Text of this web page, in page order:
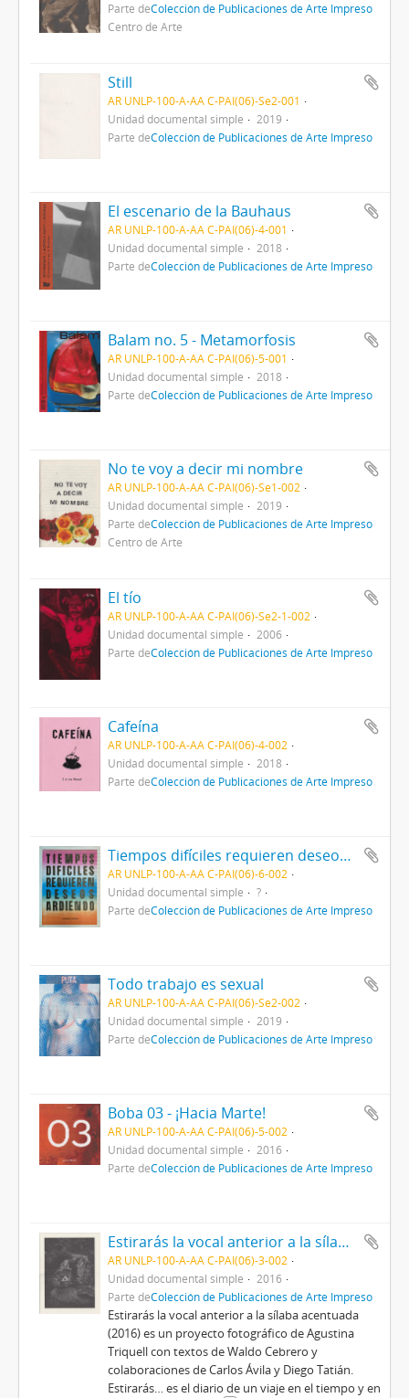
Parte deColección de Publicaciones de Arte Impreso
Centro de Arte
Still
AR UNLP-100-A-AA C-PAI(06)-Se2-001
Unidad documental simple
2019
Parte deColección de Publicaciones de Arte Impreso
El escenario de la Bauhaus
AR UNLP-100-A-AA C-PAI(06)-4-001
Unidad documental simple
2018
Parte deColección de Publicaciones de Arte Impreso
Balam no. 5 - Metamorfosis
AR UNLP-100-A-AA C-PAI(06)-5-001
Unidad documental simple
2018
Parte deColección de Publicaciones de Arte Impreso
No te voy a decir mi nombre
AR UNLP-100-A-AA C-PAI(06)-Se1-002
Unidad documental simple
2019
Parte deColección de Publicaciones de Arte Impreso
Centro de Arte
El tío
AR UNLP-100-A-AA C-PAI(06)-Se2-1-002
Unidad documental simple
2006
Parte deColección de Publicaciones de Arte Impreso
Cafeína
AR UNLP-100-A-AA C-PAI(06)-4-002
Unidad documental simple
2018
Parte deColección de Publicaciones de Arte Impreso
Tiempos difíciles requieren deseos ardiendo
AR UNLP-100-A-AA C-PAI(06)-6-002
Unidad documental simple
?
Parte deColección de Publicaciones de Arte Impreso
Todo trabajo es sexual
AR UNLP-100-A-AA C-PAI(06)-Se2-002
Unidad documental simple
2019
Parte deColección de Publicaciones de Arte Impreso
Boba 03 - ¡Hacia Marte!
AR UNLP-100-A-AA C-PAI(06)-5-002
Unidad documental simple
2016
Parte deColección de Publicaciones de Arte Impreso
Estirarás la vocal anterior a la sílaba acentuada
AR UNLP-100-A-AA C-PAI(06)-3-002
Unidad documental simple
2016
Parte deColección de Publicaciones de Arte Impreso
Estirarás la vocal anterior a la sílaba acentuada
(2016) es un proyecto fotográfico de Agustina
Triquell con textos de Waldo Cebrero y
colaboraciones de Carlos Ávila y Diego Tatián.
Estirarás… es el diario de un viaje en el tiempo y en